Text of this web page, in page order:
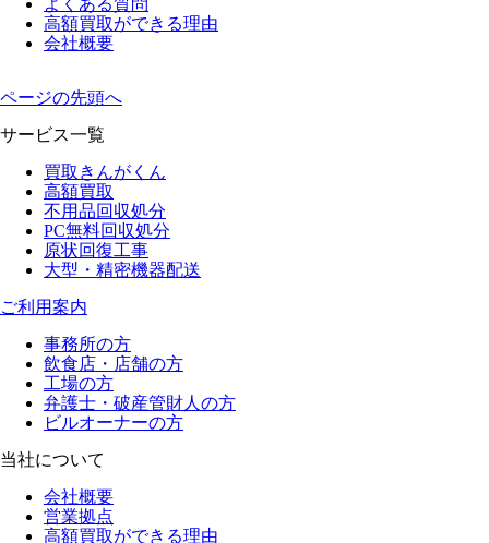
よくある質問
高額買取ができる理由
会社概要
ページの先頭へ
サービス一覧
買取きんがくん
高額買取
不用品回収処分
PC無料回収処分
原状回復工事
大型・精密機器配送
ご利用案内
事務所の方
飲食店・店舗の方
工場の方
弁護士・破産管財人の方
ビルオーナーの方
当社について
会社概要
営業拠点
高額買取ができる理由